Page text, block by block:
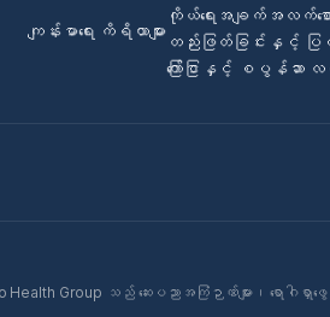
ကျန်းမာရေး ကိရိယာများ
ကိုယ်ရေးအချက်အလက်စေ
တည်းဖြတ်ခြင်းနှင့် ပ
ကြော်ငြာနှင့် စပွန်ဆာ
Group သည် ဆေးပညာအကြံဉာဏ်များ၊ ရောဂါရှာဖွ